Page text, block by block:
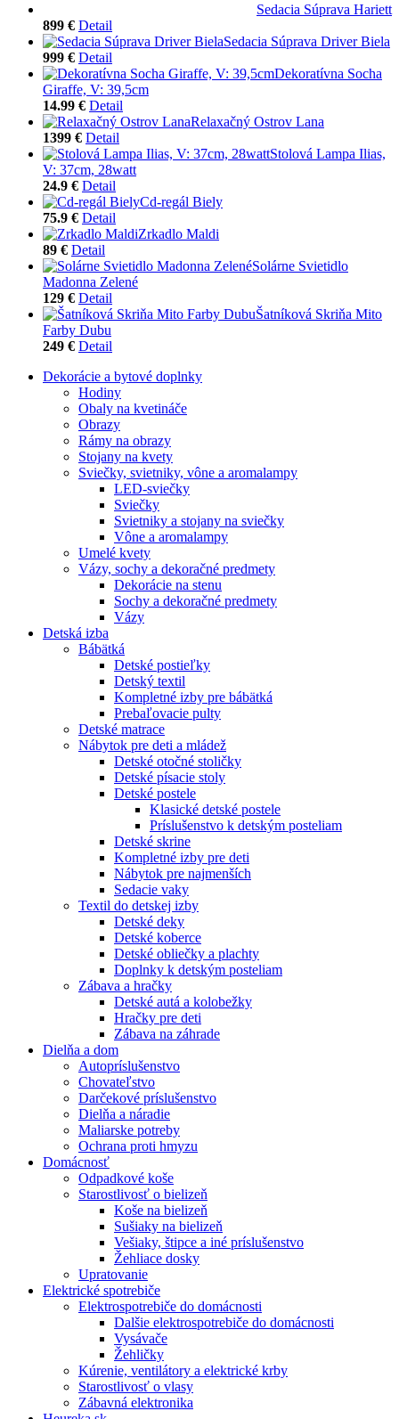
Sedacia Súprava Hariett
899 € Detail
Sedacia Súprava Driver Biela
999 € Detail
Dekoratívna Socha
Giraffe, V: 39,5cm
14.99 € Detail
Relaxačný Ostrov Lana
1399 € Detail
Stolová Lampa Ilias,
V: 37cm, 28watt
24.9 € Detail
Cd-regál Biely
75.9 € Detail
Zrkadlo Maldi
89 € Detail
Solárne Svietidlo
Madonna Zelené
129 € Detail
Šatníková Skriňa Mito
Farby Dubu
249 € Detail
Dekorácie a bytové doplnky
Hodiny
Obaly na kvetináče
Obrazy
Rámy na obrazy
Stojany na kvety
Sviečky, svietniky, vône a aromalampy
LED-sviečky
Sviečky
Svietniky a stojany na sviečky
Vône a aromalampy
Umelé kvety
Vázy, sochy a dekoračné predmety
Dekorácie na stenu
Sochy a dekoračné predmety
Vázy
Detská izba
Bábätká
Detské postieľky
Detský textil
Kompletné izby pre bábätká
Prebaľovacie pulty
Detské matrace
Nábytok pre deti a mládež
Detské otočné stoličky
Detské písacie stoly
Detské postele
Klasické detské postele
Príslušenstvo k detským posteliam
Detské skrine
Kompletné izby pre deti
Nábytok pre najmenších
Sedacie vaky
Textil do detskej izby
Detské deky
Detské koberce
Detské obliečky a plachty
Doplnky k detským posteliam
Zábava a hračky
Detské autá a kolobežky
Hračky pre deti
Zábava na záhrade
Dielňa a dom
Autopríslušenstvo
Chovateľstvo
Darčekové príslušenstvo
Dielňa a náradie
Maliarske potreby
Ochrana proti hmyzu
Domácnosť
Odpadkové koše
Starostlivosť o bielizeň
Koše na bielizeň
Sušiaky na bielizeň
Vešiaky, štipce a iné príslušenstvo
Žehliace dosky
Upratovanie
Elektrické spotrebiče
Elektrospotrebiče do domácnosti
Dalšie elektrospotrebiče do domácnosti
Vysávače
Žehličky
Kúrenie, ventilátory a elektrické krby
Starostlivosť o vlasy
Zábavná elektronika